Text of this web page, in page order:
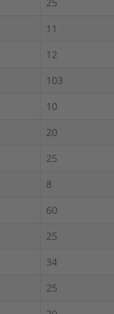
11
12
103
10
20
25
8
60
25
34
25